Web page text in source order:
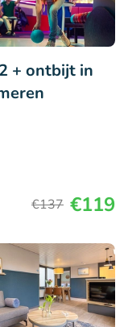
+ ontbijt in
€137 €119